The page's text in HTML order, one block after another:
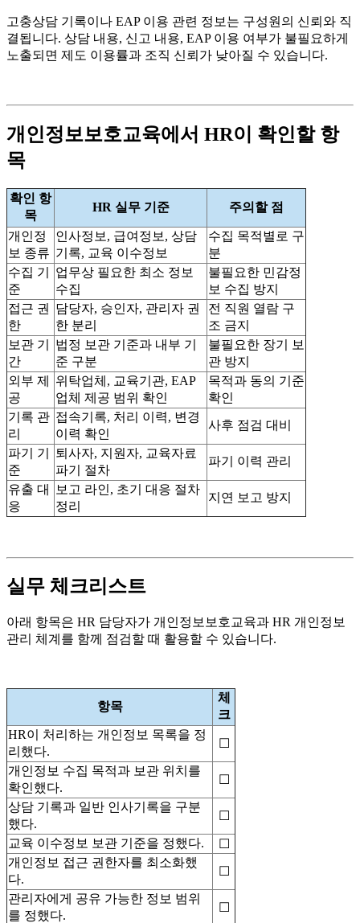
고충상담 기록이나 EAP 이용 관련 정보는 구성원의 신뢰와 직
결됩니다. 상담 내용, 신고 내용, EAP 이용 여부가 불필요하게
노출되면 제도 이용률과 조직 신뢰가 낮아질 수 있습니다.
개인정보보호교육에서 HR이 확인할 항
목
확인 항
목
HR 실무 기준 주의할 점
개인정
보 종류
인사정보, 급여정보, 상담
기록, 교육 이수정보
수집 목적별로 구
분
수집 기
준
업무상 필요한 최소 정보
수집
불필요한 민감정
보 수집 방지
접근 권
한
담당자, 승인자, 관리자 권
한 분리
전 직원 열람 구
조 금지
보관 기
간
법정 보관 기준과 내부 기
준 구분
불필요한 장기 보
관 방지
외부 제
공
위탁업체, 교육기관, EAP
업체 제공 범위 확인
목적과 동의 기준
확인
기록 관
리
접속기록, 처리 이력, 변경
이력 확인
사후 점검 대비
파기 기
준
퇴사자, 지원자, 교육자료
파기 절차
파기 이력 관리
유출 대
응
보고 라인, 초기 대응 절차
정리
지연 보고 방지
실무 체크리스트
아래 항목은 HR 담당자가 개인정보보호교육과 HR 개인정보
관리 체계를 함께 점검할 때 활용할 수 있습니다.
항목
체
크
HR이 처리하는 개인정보 목록을 정
리했다.
☐
개인정보 수집 목적과 보관 위치를
확인했다.
☐
상담 기록과 일반 인사기록을 구분
했다.
☐
교육 이수정보 보관 기준을 정했다.
☐
개인정보 접근 권한자를 최소화했
다.
☐
관리자에게 공유 가능한 정보 범위
를 정했다.
☐